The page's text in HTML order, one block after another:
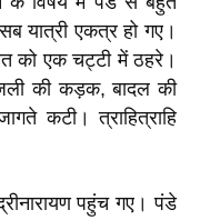
यात्री एकत्र हो गए।
को एक चट्टी में ठहरे।
की कड़क, बादल की
कटी। त्राहित्राहि
पहुंच गए। पंडे